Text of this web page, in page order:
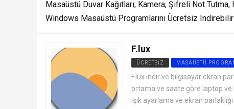
Masaüstü Duvar Kağıtları, Kamera, Şifreli Not
Windows Masaüstü Programlarını Ücretsiz
F.lux
ÜCRETSIZ MASAÜSTÜ
F.lux indir ve bilgisayar ekran
ortama ve saate göre laptop
ışık ayarlama ve ekran parlaklığı